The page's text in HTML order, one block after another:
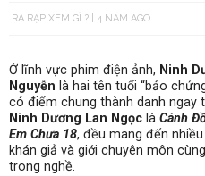
RA RẠP XEM GÌ ? 4 NĂM AGO
Ở lĩnh vực phim điện ảnh, Ninh
Nguyễn là hai tên tuổi “bảo
có điểm chung thành danh ngay
Ninh Dương Lan Ngọc là Cánh
Em Chưa 18, đều mang đến
khán giả và giới chuyên môn
trong nghề.